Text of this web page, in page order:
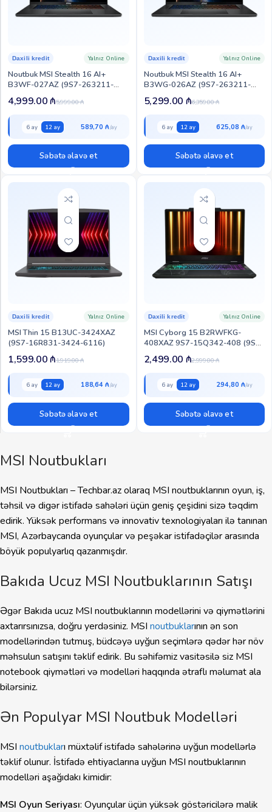
Noutbuk MSI Stealth 16 AI+
B3WF-027AZ (9S7-263211-
027)
Daxili kredit Yalnız Online
5,999.00₼
4,999.00₼
6 ay 12 ay 589,70 ₼
Səbətə əlavə et
Noutbuk MSI Stealth 16 AI+
B3WG-026AZ (9S7-263211-
026)
Daxili kredit Yalnız Online
6,359.00₼
5,299.00 ₼
6 ay 12 ay 625,08 ₼
Səbətə əlavə et
MSI Thin 15 B13UC-3424XAZ
(9S7-16R831-3424-6116)
Daxili kredit Yalnız Online
1,919.00₼
1,599.00₼
6 ay 12 ay 188,64 ₼
Səbətə əlavə et
MSI Cyborg 15 B2RWFKG-
408XAZ 9S7-15Q342-408 (9S7-
15Q342-408-7389)
Daxili kredit Yalnız Online
2,999.00₼
2,499.00 ₼
6 ay 12 ay 294,80 ₼
Səbətə əlavə et
MSI Noutbukları
MSI Noutbukları – Techbar.az olaraq MSI noutbuklarının oyun, iş,
təhsil və digər istifadə sahələri üçün geniş çeşidini sizə təqdim
edirik. Yüksək performans və innovativ texnologiyaları ilə tanınan
MSI, Azərbaycanda oyunçular və peşəkar istifadəçilər arasında
böyük populyarlıq qazanmışdır.
Bakıda Ucuz MSI Noutbuklarının Satışı
Əgər Bakıda ucuz MSI noutbuklarının modellərini və qiymətlərini
axtarırsınızsa, doğru yerdəsiniz. MSI noutbuklarının ən son
modellərindən tutmuş, büdcəyə uyğun seçimlərə qədər hər növ
məhsulun satışını təklif edirik. Bu səhifəmiz vasitəsilə siz MSI
notebook qiymətləri və modelləri haqqında ətraflı məlumat ala
bilərsiniz.
Ən Populyar MSI Noutbuk Modelləri
MSI noutbukları müxtəlif istifadə sahələrinə uyğun modellərlə
təklif olunur. İstifadə ehtiyaclarına uyğun MSI noutbuklarının
modelləri aşağıdakı kimidir:
MSI Oyun Seriyası: Oyunçular üçün yüksək göstəricilərə malik